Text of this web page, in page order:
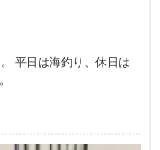
平日は海釣り、休日は